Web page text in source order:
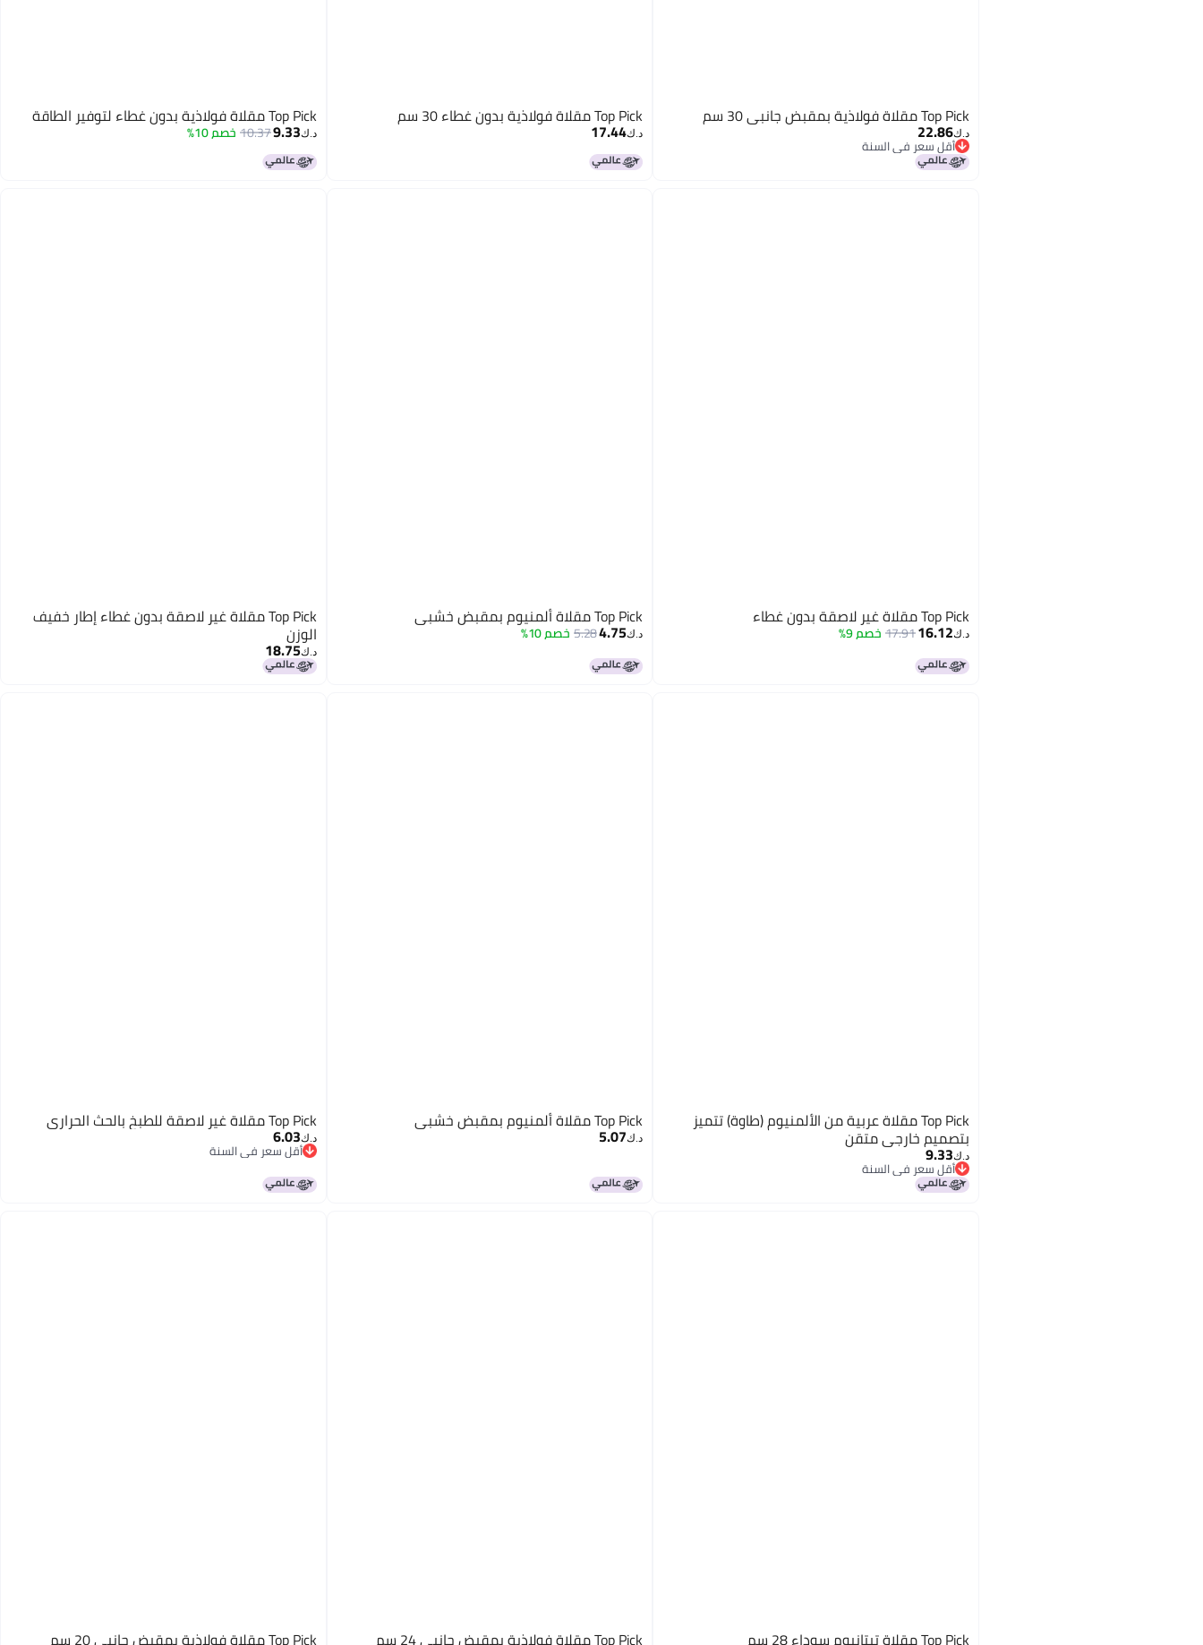
Top Pick مقلاة فولاذية بمقبض جانبي 30 سم
د.ك‏22.86
أقل سعر في السنة
أقل سعر في السنة
Top Pick مقلاة فولاذية بدون غطاء 30 سم
د.ك‏17.44
Top Pick مقلاة فولاذية بدون غطاء لتوفير الطاقة
د.ك‏9.33
10.37 خصم 10%
Top Pick مقلاة غير لاصقة بدون غطاء
د.ك‏16.12
17.91خصم 9%
Top Pick مقلاة ألمنيوم بمقبض خشبي
د.ك‏4.75
5.28خصم 10%
Top Pick مقلاة غير لاصقة بدون غطاء إطار خفيف
الوزن
د.ك‏18.75
Top Pick مقلاة عربية من الألمنيوم (طاوة) تتميز
بتصميم خارجي متقن
د.ك‏9.33
أقل سعر في السنة
أقل سعر في السنة
Top Pick مقلاة ألمنيوم بمقبض خشبي
د.ك‏5.07
Top Pick مقلاة غير لاصقة للطبخ بالحث الحراري
د.ك‏6.03
أقل سعر في السنة
Top Pick مقلاة تيتانيوم سوداء 28 سم Top Pick مقلاة فولاذية بمقبض جانبي 24 سم Top Pick مقلاة فولاذية بمقبض جانبي 20 سم